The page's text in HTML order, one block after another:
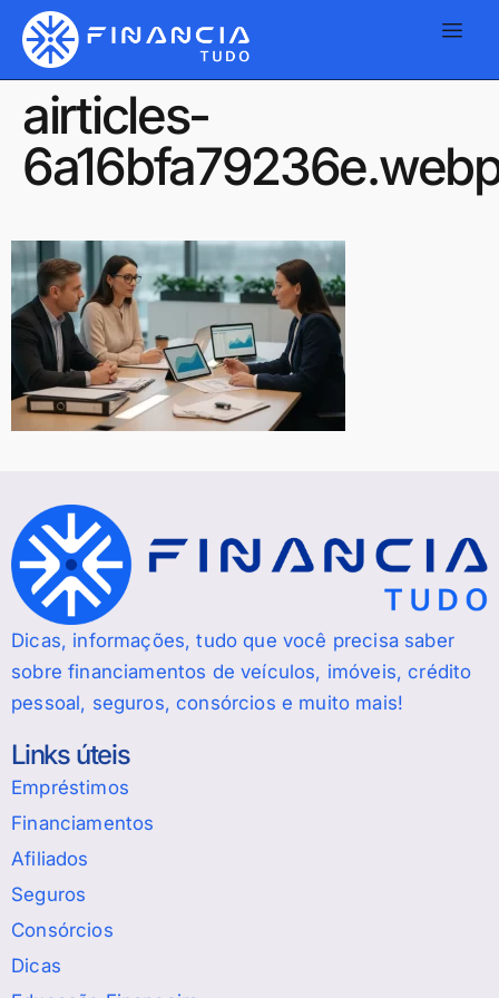
airticles-
Dicas, informações, tudo que você precisa saber
sobre financiamentos de veículos, imóveis, crédito
pessoal, seguros, consórcios e muito mais!
Links úteis
Empréstimos
Financiamentos
Afiliados
Seguros
Consórcios
Dicas